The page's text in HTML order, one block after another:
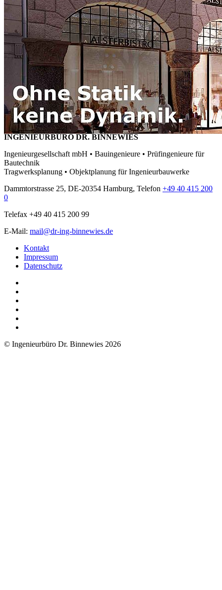
INGENIEURBÜRO DR. BINNEWIES
Ingenieurgesellschaft mbH • Bauingenieure • Prüfingenieure für
Bautechnik
Tragwerksplanung • Objektplanung für Ingenieurbauwerke
Dammtorstrasse 25, DE-20354 Hamburg, Telefon +49 40 415 200
0
Telefax +49 40 415 200 99
E-Mail: mail@dr-ing-binnewies.de
Kontakt
Impressum
Datenschutz
© Ingenieurbüro Dr. Binnewies 2026